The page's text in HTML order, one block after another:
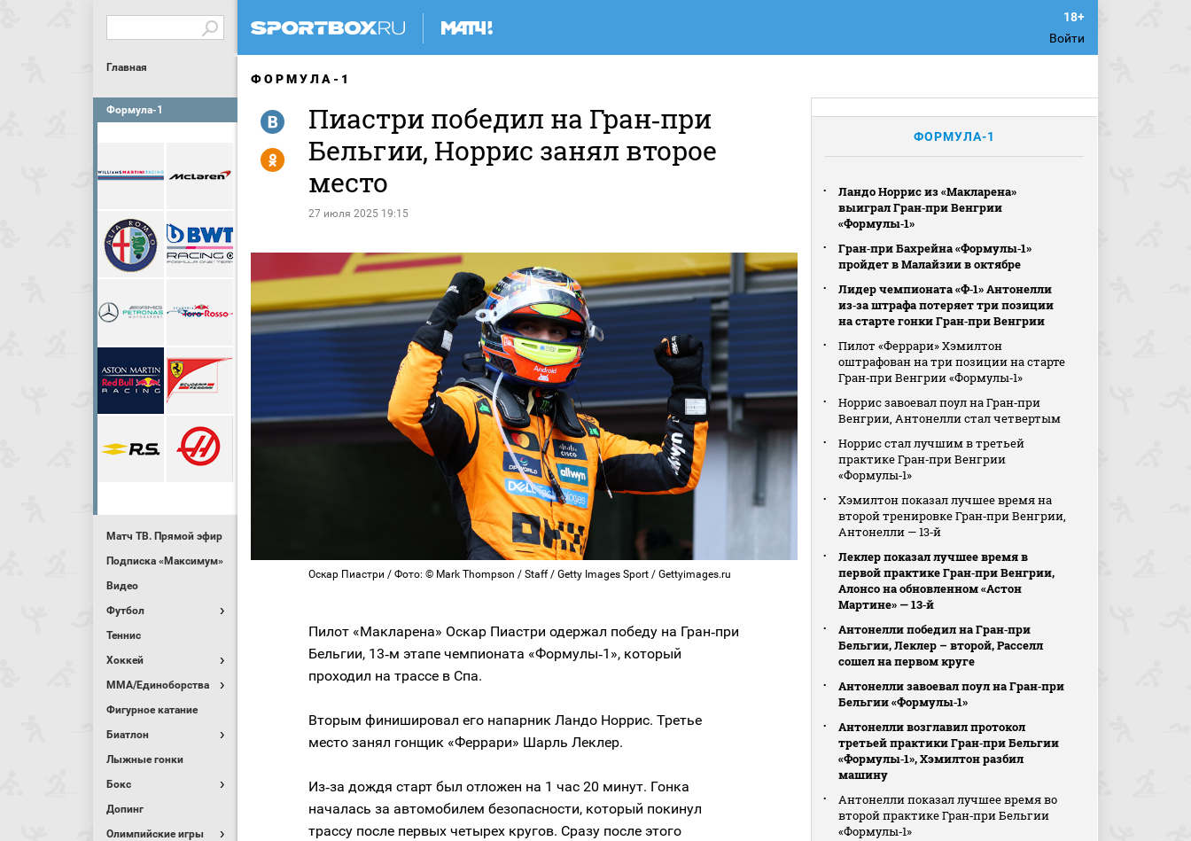
Войти
Главная
Формула-1
Матч ТВ. Прямой эфир
Подписка «Максимум»
Видео
Футбол
Теннис
Хоккей
MMA/Единоборства
Фигурное катание
Биатлон
Лыжные гонки
Бокс
Допинг
Олимпийские игры
ФОРМУЛА-1
Пиастри победил на Гран‑при
Бельгии, Норрис занял второе
место
27 июля 2025 19:15
R
Y
Оскар Пиастри / Фото: © Mark Thompson / Staff / Getty Images Sport / Gettyimages.ru
Пилот «Макларена» Оскар Пиастри одержал победу на Гран‑при
Бельгии, 13‑м этапе чемпионата «Формулы‑1», который
проходил на трассе в Спа.
Вторым финишировал его напарник Ландо Норрис. Третье
место занял гонщик «Феррари» Шарль Леклер.
Из‑за дождя старт был отложен на 1 час 20 минут. Гонка
началась за автомобилем безопасности, который покинул
трассу после первых четырех кругов. Сразу после этого
ФОРМУЛА-1
Ландо Норрис из «Макларена»
выиграл Гран‑при Венгрии
«Формулы‑1»
Гран‑при Бахрейна «Формулы‑1»
пройдет в Малайзии в октябре
Лидер чемпионата «Ф‑1» Антонелли
из‑за штрафа потеряет три позиции
на старте гонки Гран‑при Венгрии
Пилот «Феррари» Хэмилтон
оштрафован на три позиции на старте
Гран‑при Венгрии «Формулы‑1»
Норрис завоевал поул на Гран‑при
Венгрии, Антонелли стал четвертым
Норрис стал лучшим в третьей
практике Гран‑при Венгрии
«Формулы‑1»
Хэмилтон показал лучшее время на
второй тренировке Гран‑при Венгрии,
Антонелли — 13‑й
Леклер показал лучшее время в
первой практике Гран‑при Венгрии,
Алонсо на обновленном «Астон
Мартине» — 13‑й
Антонелли победил на Гран‑при
Бельгии, Леклер – второй, Расселл
сошел на первом круге
Антонелли завоевал поул на Гран‑при
Бельгии «Формулы‑1»
Антонелли возглавил протокол
третьей практики Гран‑при Бельгии
«Формулы‑1», Хэмилтон разбил
машину
Антонелли показал лучшее время во
второй практике Гран‑при Бельгии
«Формулы‑1»